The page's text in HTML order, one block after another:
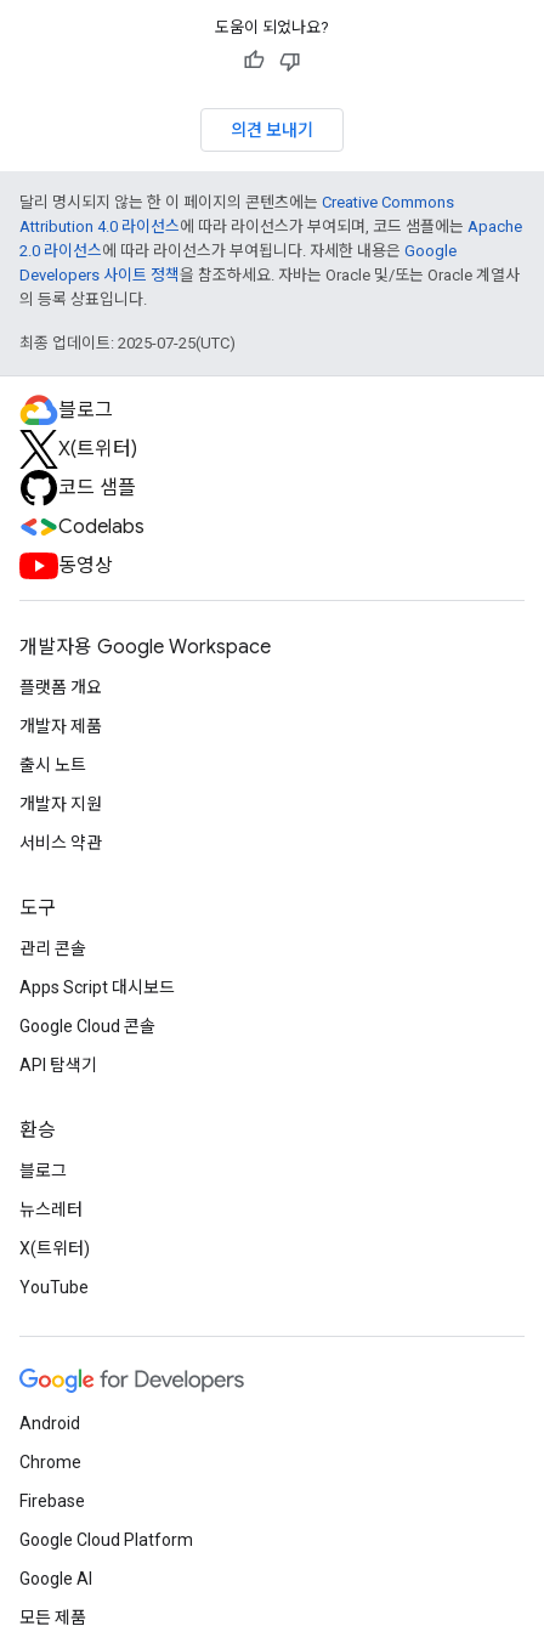
도움이 되었나요?
의견 보내기
달리 명시되지 않는 한 이 페이지의 콘텐츠에는 Creative Commons
Attribution 4.0 라이선스에 따라 라이선스가 부여되며, 코드 샘플에는 Apache
2.0 라이선스에 따라 라이선스가 부여됩니다. 자세한 내용은 Google
Developers 사이트 정책을 참조하세요. 자바는 Oracle 및/또는 Oracle 계열사
의 등록 상표입니다.
최종 업데이트: 2025-07-25(UTC)
블로그
X(트위터)
코드 샘플
Codelabs
동영상
개발자용 Google Workspace
플랫폼 개요
개발자 제품
출시 노트
개발자 지원
서비스 약관
도구
관리 콘솔
Apps Script 대시보드
Google Cloud 콘솔
API 탐색기
환승
블로그
뉴스레터
X(트위터)
YouTube
Android
Chrome
Firebase
Google Cloud Platform
Google AI
모든 제품